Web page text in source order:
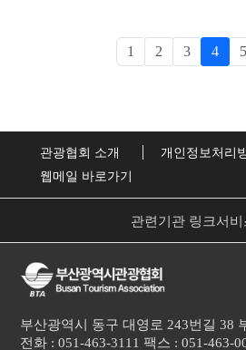
1 2 3 4 5
관광협회 소개 개인정보처리
웹메일 바로가기
관련기관 링크서비
부산광역시
문화체육관광부
부산광역시 동구 대영로 243번길 38
전화 : 051-463-3111 팩스 : 051-463-